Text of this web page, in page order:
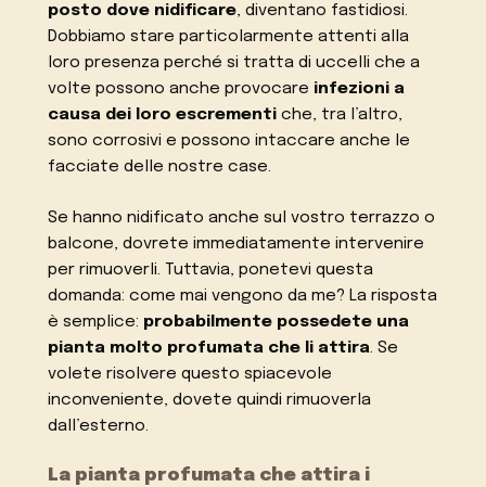
posto dove nidificare, diventano fastidiosi.
Dobbiamo stare particolarmente attenti alla
loro presenza perché si tratta di uccelli che a
volte possono anche provocare infezioni a
causa dei loro escrementi che, tra l’altro,
sono corrosivi e possono intaccare anche le
facciate delle nostre case.
Se hanno nidificato anche sul vostro terrazzo o
balcone, dovrete immediatamente intervenire
per rimuoverli. Tuttavia, ponetevi questa
domanda: come mai vengono da me? La risposta
è semplice: probabilmente possedete una
pianta molto profumata che li attira. Se
volete risolvere questo spiacevole
inconveniente, dovete quindi rimuoverla
dall’esterno.
La pianta profumata che attira i